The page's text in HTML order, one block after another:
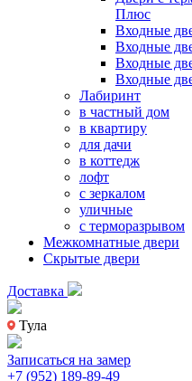
Плюс
Входные
Входные
Входные
Входные
Лабиринт
в частный дом
в квартиру
для дачи
в коттедж
лофт
с зеркалом
уличные
с терморазрывом
Межкомнатные двери
Скрытые двери
Доставка
Тула
Записаться на замер
+7 (952) 189-89-49